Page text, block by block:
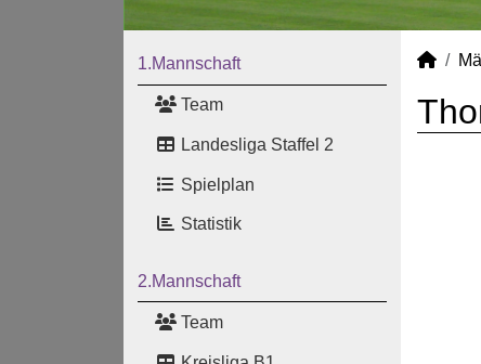
1.Mannschaft
Team
Landesliga Staffel 2
Spielplan
Statistik
2.Mannschaft
Team